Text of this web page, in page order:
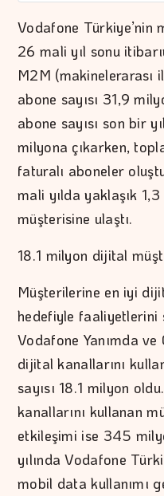
Vodafone Türkiye’nin
26 mali yıl sonu
M2M
abone sayısı 31,9
abone sayısı son bir
milyona çıkarken,
faturalı aboneler
mali yılda yaklaşık
müşterisine ulaştı.
18.1 milyon dijital
Müşterilerine en iyi
hedefiyle faaliyetlerini
Vodafone Yanımda
dijital kanallarını
sayısı 18.1 milyon
kanallarını kullanan
etkileşimi ise 345
yılında Vodafone
mobil data kullanımı